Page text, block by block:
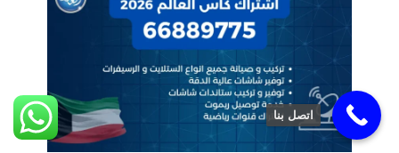
اتصل بنا